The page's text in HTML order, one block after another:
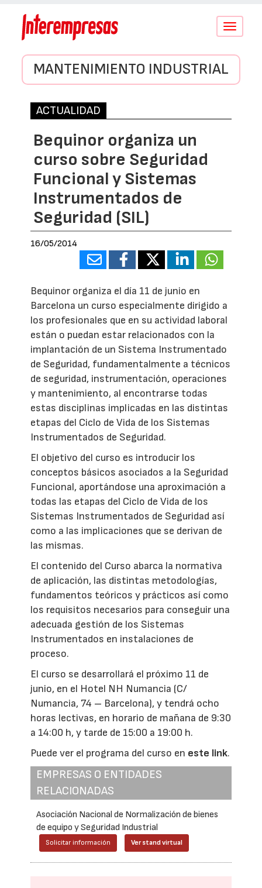
Conmutar
MANTENIMIENTO INDUSTRIAL
ACTUALIDAD
Bequinor organiza un
curso sobre Seguridad
Funcional y Sistemas
Instrumentados de
Seguridad (SIL)
16/05/2014
Bequinor organiza el día 11 de junio en
Barcelona un curso especialmente dirigido a
los profesionales que en su actividad laboral
están o puedan estar relacionados con la
implantación de un Sistema Instrumentado
de Seguridad, fundamentalmente a técnicos
de seguridad, instrumentación, operaciones
y mantenimiento, al encontrarse todas
estas disciplinas implicadas en las distintas
etapas del Ciclo de Vida de los Sistemas
Instrumentados de Seguridad.
El objetivo del curso es introducir los
conceptos básicos asociados a la Seguridad
Funcional, aportándose una aproximación a
todas las etapas del Ciclo de Vida de los
Sistemas Instrumentados de Seguridad así
como a las implicaciones que se derivan de
las mismas.
El contenido del Curso abarca la normativa
de aplicación, las distintas metodologías,
fundamentos teóricos y prácticos así como
los requisitos necesarios para conseguir una
adecuada gestión de los Sistemas
Instrumentados en instalaciones de
proceso.
El curso se desarrollará el próximo 11 de
junio, en el Hotel NH Numancia (C/
Numancia, 74 – Barcelona), y tendrá ocho
horas lectivas, en horario de mañana de 9:30
a 14:00 h, y tarde de 15:00 a 19:00 h.
Puede ver el programa del curso en este link.
EMPRESAS O ENTIDADES
RELACIONADAS
Asociación Nacional de Normalización de bienes
de equipo y Seguridad Industrial
Solicitar información Ver stand virtual